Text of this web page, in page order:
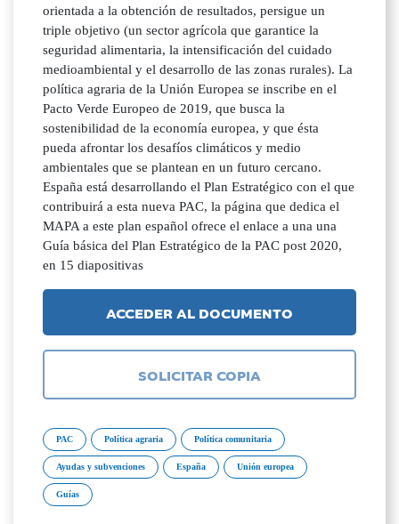
orientada a la obtención de resultados, persigue un
triple objetivo (un sector agrícola que garantice la
seguridad alimentaria, la intensificación del cuidado
medioambiental y el desarrollo de las zonas rurales). La
política agraria de la Unión Europea se inscribe en el
Pacto Verde Europeo de 2019, que busca la
sostenibilidad de la economía europea, y que ésta
pueda afrontar los desafíos climáticos y medio
ambientales que se plantean en un futuro cercano.
España está desarrollando el Plan Estratégico con el que
contribuirá a esta nueva PAC, la página que dedica el
MAPA a este plan español ofrece el enlace a una una
Guía básica del Plan Estratégico de la PAC post 2020,
en 15 diapositivas
ACCEDER AL DOCUMENTO
SOLICITAR COPIA
PAC Política agraria Política comunitaria
Ayudas y subvenciones España Unión europea
Guías